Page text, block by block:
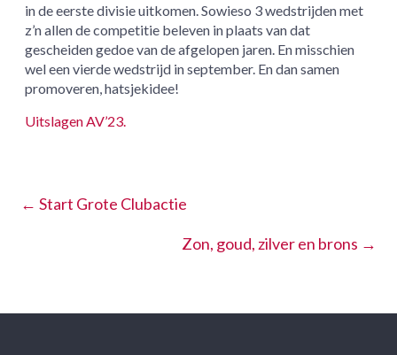
in de eerste divisie uitkomen. Sowieso 3 wedstrijden met
z’n allen de competitie beleven in plaats van dat
gescheiden gedoe van de afgelopen jaren. En misschien
wel een vierde wedstrijd in september. En dan samen
promoveren, hatsjekidee!
Uitslagen AV’23.
← Start Grote Clubactie
Zon, goud, zilver en brons →